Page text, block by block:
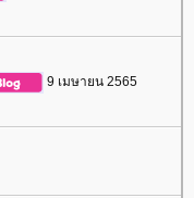
9 เมษายน 2565